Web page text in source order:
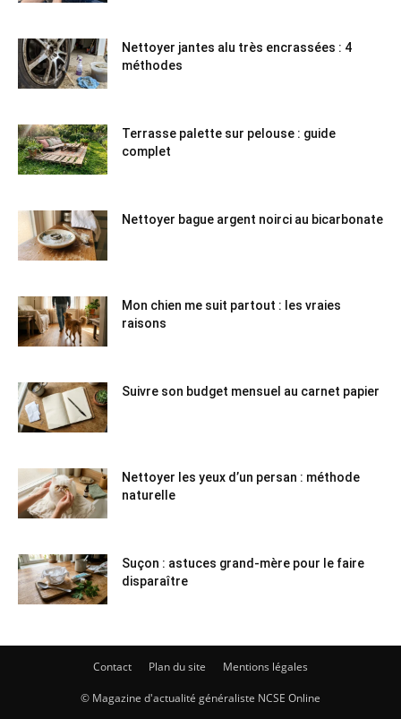
Nettoyer jantes alu très encrassées : 4
méthodes
Terrasse palette sur pelouse : guide
complet
Nettoyer bague argent noirci au bicarbonate
Mon chien me suit partout : les vraies
raisons
Suivre son budget mensuel au carnet papier
Nettoyer les yeux d’un persan : méthode
naturelle
Suçon : astuces grand-mère pour le faire
disparaître
Contact Plan du site Mentions légales
© Magazine d'actualité généraliste NCSE Online